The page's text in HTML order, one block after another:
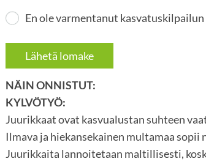
En ole varmentanut
Lähetä lomake
NÄIN ONNISTUT:
KYLVÖTYÖ:
Juurikkaat ovat kasvualustan suhteen
Ilmava ja hiekansekainen multamaa sopii
Juurikkaita lannoitetaan maltillisesti,